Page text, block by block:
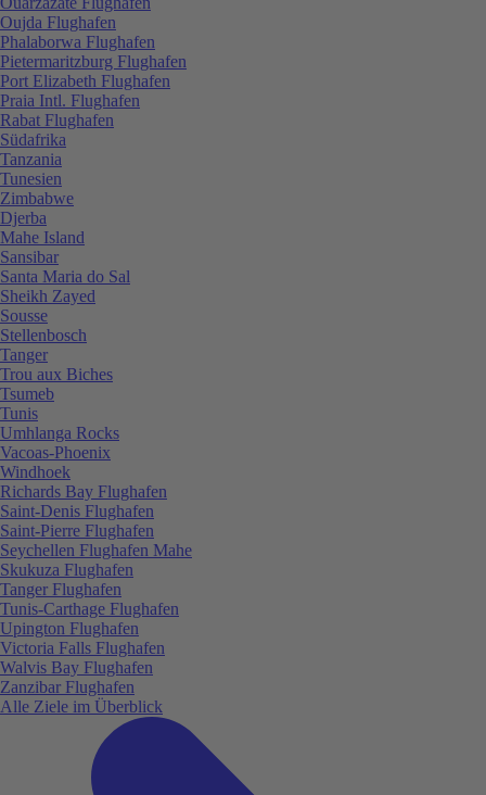
Oujda Flughafen
Phalaborwa Flughafen
Pietermaritzburg Flughafen
Port Elizabeth Flughafen
Praia Intl. Flughafen
Rabat Flughafen
Südafrika
Tanzania
Tunesien
Zimbabwe
Djerba
Mahe Island
Sansibar
Santa Maria do Sal
Sheikh Zayed
Sousse
Stellenbosch
Tanger
Trou aux Biches
Tsumeb
Tunis
Umhlanga Rocks
Vacoas-Phoenix
Windhoek
Richards Bay Flughafen
Saint-Denis Flughafen
Saint-Pierre Flughafen
Seychellen Flughafen Mahe
Skukuza Flughafen
Tanger Flughafen
Tunis-Carthage Flughafen
Upington Flughafen
Victoria Falls Flughafen
Walvis Bay Flughafen
Zanzibar Flughafen
Alle Ziele im Überblick